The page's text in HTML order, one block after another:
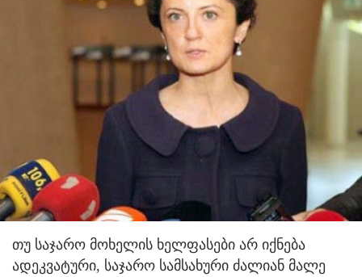
თუ საჯარო მოხელის ხელფასები არ იქნება
ადეკვატური, საჯარო სამსახური ძალიან მალე